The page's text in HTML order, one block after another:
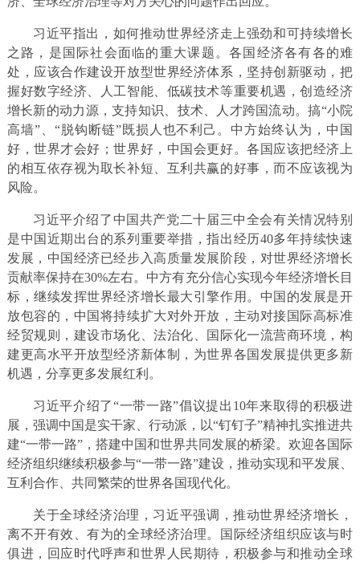
习近平指出，如何推动世界经济走上强劲和可持续增长
之路，是国际社会面临的重大课题。各国经济各有各的难
处，应该合作建设开放型世界经济体系，坚持创新驱动，把
握好数字经济、人工智能、低碳技术等重要机遇，创造经济
增长新的动力源，支持知识、技术、人才跨国流动。搞“小院
高墙”、“脱钩断链”既损人也不利己。中方始终认为，中国
好，世界才会好；世界好，中国会更好。各国应该把经济上
的相互依存视为取长补短、互利共赢的好事，而不应该视为
风险。
习近平介绍了中国共产党二十届三中全会有关情况特别
是中国近期出台的系列重要举措，指出经历40多年持续快速
发展，中国经济已经步入高质量发展阶段，对世界经济增长
贡献率保持在30%左右。中方有充分信心实现今年经济增长目
标，继续发挥世界经济增长最大引擎作用。中国的发展是开
放包容的，中国将持续扩大对外开放，主动对接国际高标准
经贸规则，建设市场化、法治化、国际化一流营商环境，构
建更高水平开放型经济新体制，为世界各国发展提供更多新
机遇，分享更多发展红利。
习近平介绍了“一带一路”倡议提出10年来取得的积极进
展，强调中国是实干家、行动派，以“钉钉子”精神扎实推进共
建“一带一路”，搭建中国和世界共同发展的桥梁。欢迎各国际
经济组织继续积极参与“一带一路”建设，推动实现和平发展、
互利合作、共同繁荣的世界各国现代化。
关于全球经济治理，习近平强调，推动世界经济增长，
离不开有效、有为的全球经济治理。国际经济组织应该与时
俱进，回应时代呼声和世界人民期待，积极参与和推动全球